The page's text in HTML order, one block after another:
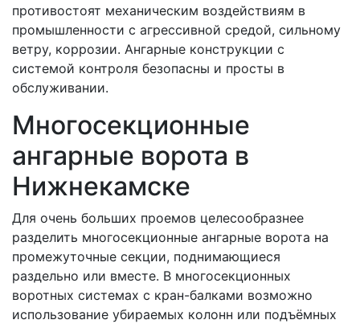
противостоят механическим воздействиям в
промышленности с агрессивной средой, сильному
ветру, коррозии. Ангарные конструкции с
системой контроля безопасны и просты в
обслуживании.
Многосекционные
ангарные ворота в
Нижнекамске
Для очень больших проемов целесообразнее
разделить многосекционные ангарные ворота на
промежуточные секции, поднимающиеся
раздельно или вместе. В многосекционных
воротных системах с кран-балками возможно
использование убираемых колонн или подъёмных